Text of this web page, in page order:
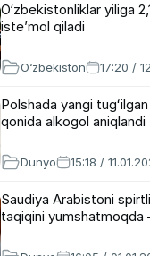
O‘zbekistonliklar yiliga
iste’mol qiladi
O‘zbekiston 17:20 /
Polshada yangi
qonida alkogol aniqlandi
Dunyo 15:18 /
Saudiya Arabistoni
taqiqini